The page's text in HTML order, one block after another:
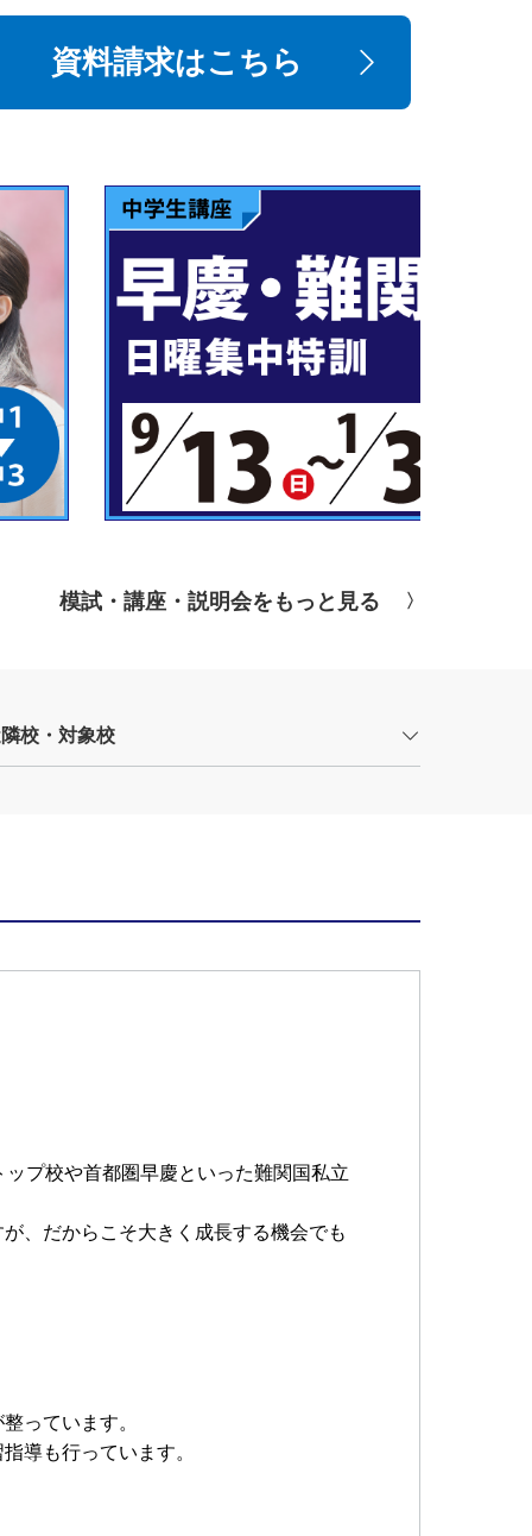
資料請求はこちら
模試・講座・説明会をもっと見る
校・対象校
プ校や首都圏早慶といった難関国私立
、だからこそ大きく成長する機会でも
っています。
導も行っています。